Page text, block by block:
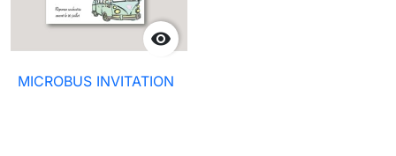

MICROBUS INVITATION